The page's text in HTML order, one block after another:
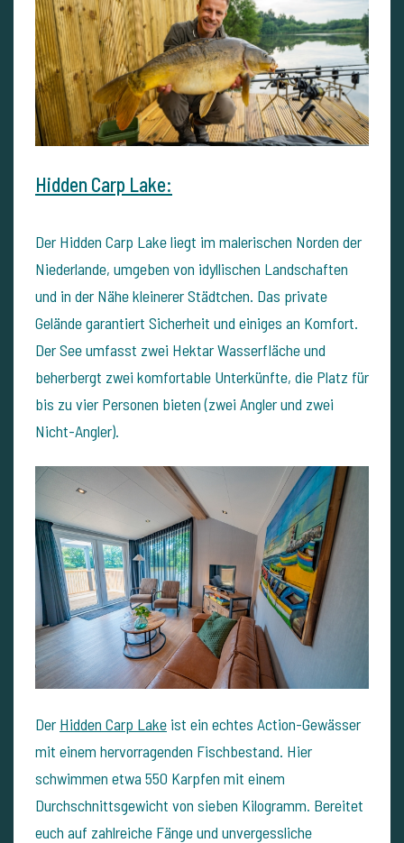
Hidden Carp Lake:
Der Hidden Carp Lake liegt im malerischen Norden der
Niederlande, umgeben von idyllischen Landschaften
und in der Nähe kleinerer Städtchen. Das private
Gelände garantiert Sicherheit und einiges an Komfort.
Der See umfasst zwei Hektar Wasserfläche und
beherbergt zwei komfortable Unterkünfte, die Platz für
bis zu vier Personen bieten (zwei Angler und zwei
Nicht-Angler).
Der Hidden Carp Lake ist ein echtes Action-Gewässer
mit einem hervorragenden Fischbestand. Hier
schwimmen etwa 550 Karpfen mit einem
Durchschnittsgewicht von sieben Kilogramm. Bereitet
euch auf zahlreiche Fänge und unvergessliche